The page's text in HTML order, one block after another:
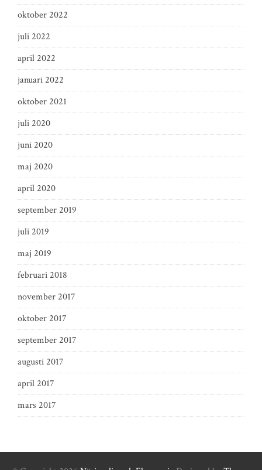
oktober 2022
juli 2022
april 2022
januari 2022
oktober 2021
juli 2020
juni 2020
maj 2020
april 2020
september 2019
juli 2019
maj 2019
februari 2018
november 2017
oktober 2017
september 2017
augusti 2017
april 2017
mars 2017